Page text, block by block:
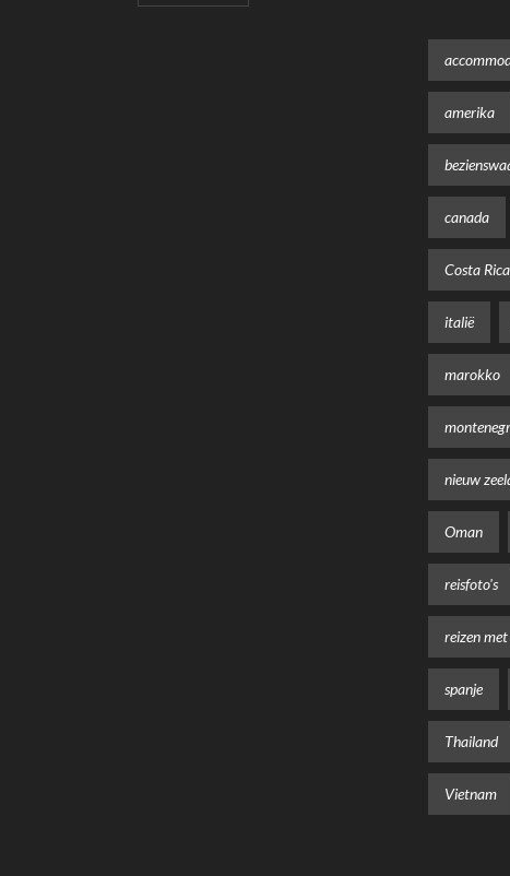
amerika
canada
Costa Rica
italië
marokko
nieuw
Oman
reisfoto's
reizen
spanje
Thailand
Vietnam